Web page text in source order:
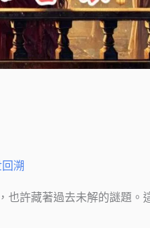
溯
也許藏著過去未解的謎題。